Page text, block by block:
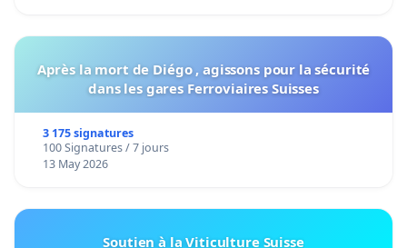
Après la mort de Diégo , agissons pour la sécurité
dans les gares Ferroviaires Suisses
3 175 signatures
100 Signatures / 7 jours
13 May 2026
Soutien à la Viticulture Suisse